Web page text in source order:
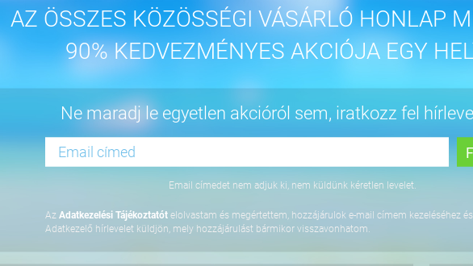
AZ ÖSSZES KÖZÖSSÉGI VÁSÁRLÓ HONLAP
90% KEDVEZMÉNYES AKCIÓJA EGY
Ne maradj le egyetlen akcióról sem, iratkozz fel
Email címedet nem adjuk ki, nem küldünk kéretlen levelet.
Az Adatkezelési Tájékoztatót elolvastam és megértettem, hozzájárulok e-mail címem kezeléséhez
Adatkezelő hírlevelet küldjön, mely hozzájárulást bármikor visszavonhatom.
144.900 Ft
-16%
3 éjszaka 2 fő részére önellátással, 2027.
64.800 Ft